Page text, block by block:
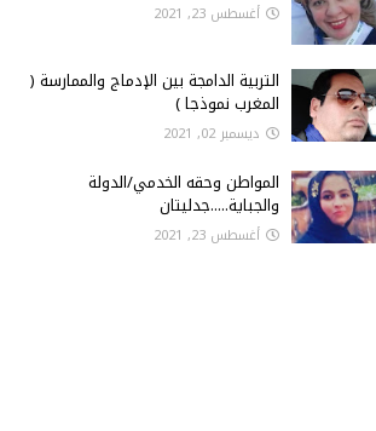
أغسطس 23, 2021
التربية الدامجة بين الإدماج والممارسة (
المغرب نموذجا )
ديسمبر 02, 2021
المواطن وحقه الخدمي/الدولة
والجباية.....جدليتان
أغسطس 23, 2021